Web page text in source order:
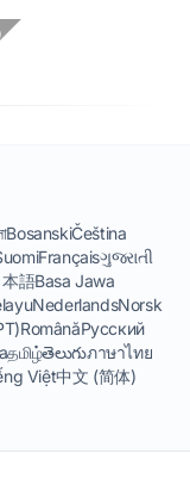
BosanskiČeština
Françaisગુજરાતી
語Basa Jawa
NederlandsNorsk
RomânăРусский
தமிழ்తెలుగుภาษาไทย
Việt中文 (简体)